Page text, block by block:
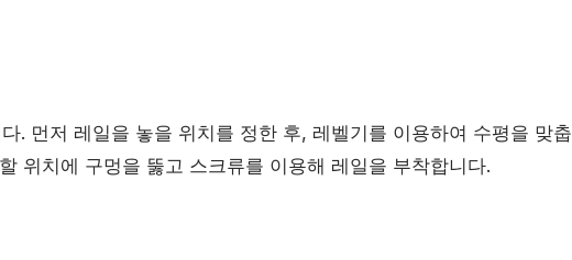
. 먼저 레일을 놓을 위치를 정한 후, 레벨기를 이용하여 수평을 맞춥
위치에 구멍을 뚫고 스크류를 이용해 레일을 부착합니다.